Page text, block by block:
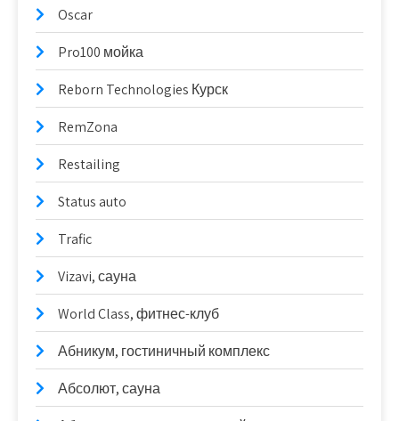
Oscar
Pro100 мойка
Reborn Technologies Курск
RemZona
Restailing
Status auto
Trafic
Vizavi, сауна
World Class, фитнес-клуб
Абникум, гостиничный комплекс
Абсолют, сауна